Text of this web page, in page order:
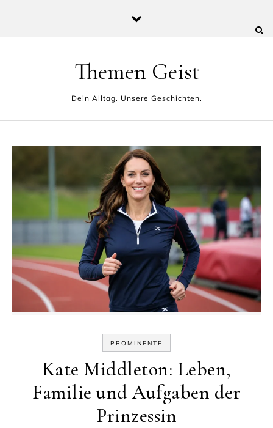
Themen Geist
Dein Alltag. Unsere Geschichten.
PROMINENTE
Kate Middleton: Leben,
Familie und Aufgaben der
Prinzessin